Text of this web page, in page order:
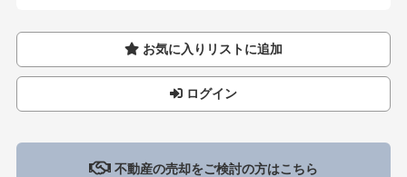
お気に入りリストに追加
ログイン
不動産の売却をご検討の方はこちら